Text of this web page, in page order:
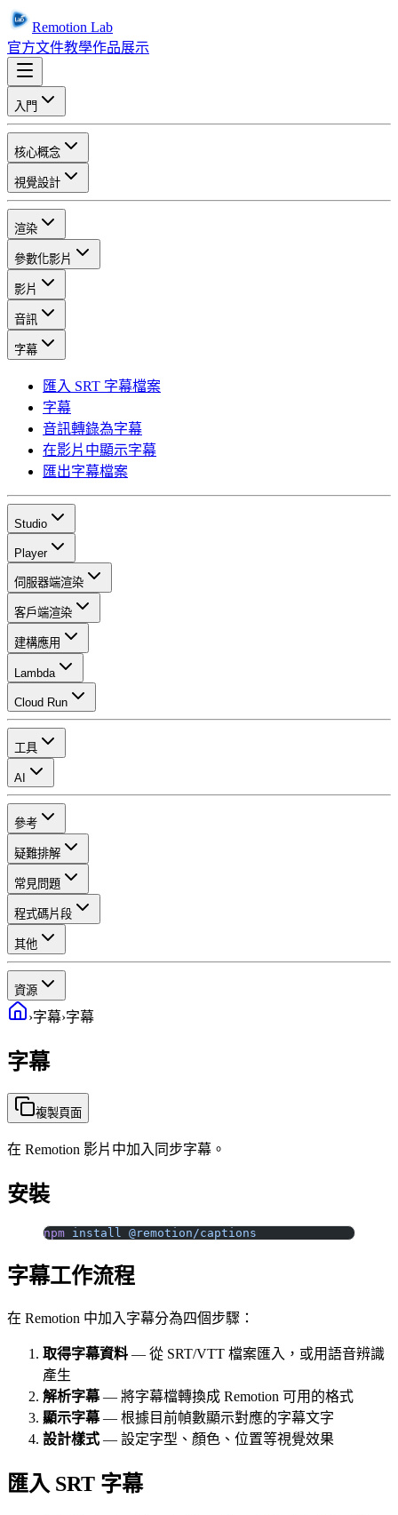
Remotion Lab
官方文件教學作品展示
入門
核心概念
視覺設計
渲染
參數化影片
影片
音訊
字幕
匯入 SRT 字幕檔案
字幕
音訊轉錄為字幕
在影片中顯示字幕
匯出字幕檔案
Studio
Player
伺服器端渲染
客戶端渲染
建構應用
Lambda
Cloud Run
工具
AI
參考
疑難排解
常見問題
程式碼片段
其他
資源
›字幕›字幕
字幕
複製頁面
在 Remotion 影片中加入同步字幕。
安裝
npm install @remotion/captions
字幕工作流程
在 Remotion 中加入字幕分為四個步驟：
取得字幕資料 — 從 SRT/VTT 檔案匯入，或用語音辨識
產生
解析字幕— 將字幕檔轉換成 Remotion 可用的格式
顯示字幕— 根據目前幀數顯示對應的字幕文字
設計樣式 — 設定字型、顏色、位置等視覺效果
匯入 SRT 字幕